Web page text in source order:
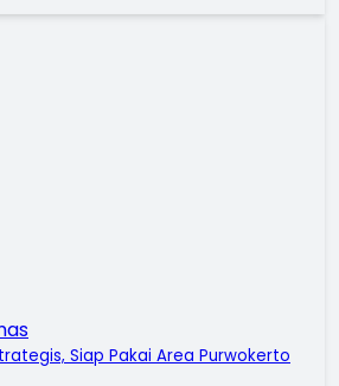
Siap Pakai Area Purwokerto